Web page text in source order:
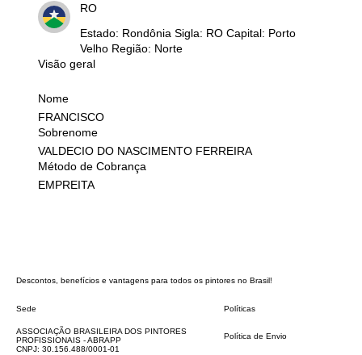
RO
Estado: Rondônia Sigla: RO Capital: Porto
Velho Região: Norte
Visão geral
Nome
FRANCISCO
Sobrenome
VALDECIO DO NASCIMENTO FERREIRA
Método de Cobrança
EMPREITA
Descontos, benefícios e vantagens para todos os pintores no Brasil!
Sede
ASSOCIAÇÃO BRASILEIRA DOS PINTORES
PROFISSIONAIS - ABRAPP
CNPJ: 30.156.488/0001-01
Políticas
Política de Envio